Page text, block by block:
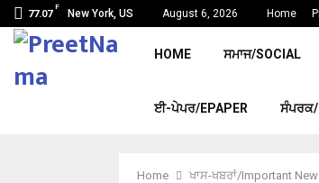
77.07
F
New York, US August 6, 2026 Home
HOME ਸਮਾਜ/SOCIAL
ਈ-ਪੇਪਰ/EPAPER ਸੰਪਰਕ/
Home ਖਾਸ-ਖਬਰਾਂ/Important